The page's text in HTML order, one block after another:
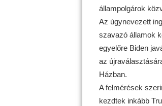
állampolgárok
Az úgynevezett
szavazó államok
egyelőre Biden
az
Házban.
A felmérések
kezdtek inkább